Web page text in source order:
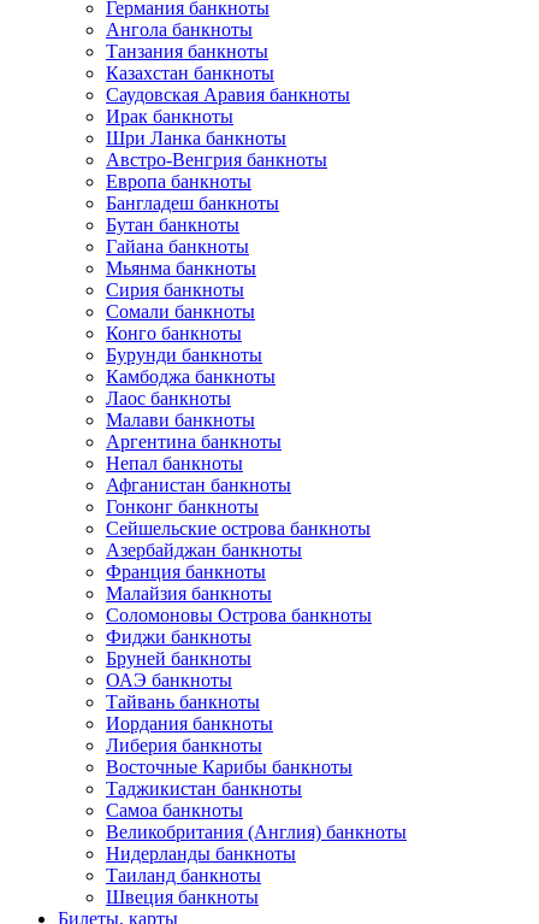
Германия банкноты
Ангола банкноты
Танзания банкноты
Казахстан банкноты
Саудовская Аравия банкноты
Ирак банкноты
Шри Ланка банкноты
Австро-Венгрия банкноты
Европа банкноты
Бангладеш банкноты
Бутан банкноты
Гайана банкноты
Мьянма банкноты
Сирия банкноты
Сомали банкноты
Конго банкноты
Бурунди банкноты
Камбоджа банкноты
Лаос банкноты
Малави банкноты
Аргентина банкноты
Непал банкноты
Афганистан банкноты
Гонконг банкноты
Сейшельские острова банкноты
Азербайджан банкноты
Франция банкноты
Малайзия банкноты
Соломоновы Острова банкноты
Фиджи банкноты
Бруней банкноты
ОАЭ банкноты
Тайвань банкноты
Иордания банкноты
Либерия банкноты
Восточные Карибы банкноты
Таджикистан банкноты
Самоа банкноты
Великобритания (Англия) банкноты
Нидерланды банкноты
Таиланд банкноты
Швеция банкноты
Билеты, карты